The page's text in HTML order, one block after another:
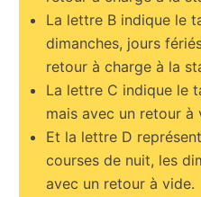
La lettre B indique le
dimanches, jours
retour à charge à la
La lettre C indique le
mais avec un retour
Et la lettre D
courses de nuit, les
avec un retour à vide.